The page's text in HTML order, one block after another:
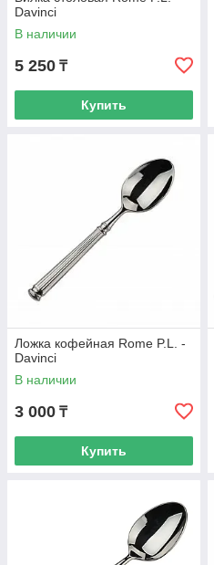
Davinci
В наличии
5 250 ₸
Купить
Ложка кофейная Rome P.L. -
Davinci
В наличии
3 000 ₸
Купить